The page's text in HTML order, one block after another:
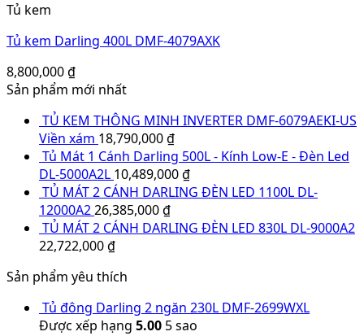
Tủ kem
Tủ kem Darling 400L DMF-4079AXK
8,800,000₫
Sản phẩm mới nhất
TỦ KEM THÔNG MINH INVERTER DMF-6079AEKI-US
Viền xám 18,790,000₫
Tủ Mát 1 Cánh Darling 500L - Kính Low-E - Đèn Led
DL-5000A2L 10,489,000₫
TỦ MÁT 2 CÁNH DARLING ĐÈN LED 1100L DL-
12000A226,385,000₫
TỦ MÁT 2 CÁNH DARLING ĐÈN LED 830L DL-9000A2
22,722,000₫
Sản phẩm yêu thích
Tủ đông Darling 2 ngăn 230L DMF-2699WXL
Được xếp hạng 5.00 5 sao